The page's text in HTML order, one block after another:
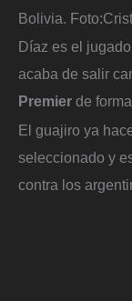
Bolivia. Foto:
Díaz es el
acaba de salir
Premier de
El guajiro ya
seleccionado y
contra los